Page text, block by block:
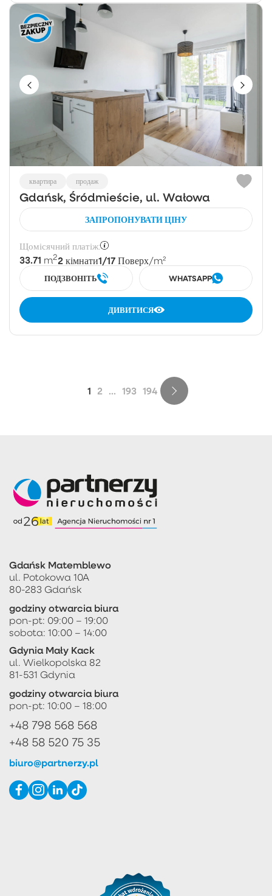
квартира продаж
Gdańsk, Śródmieście, ul. Wałowa
ЗАПРОПОНУВАТИ ЦІНУ
Щомісячний платіж:
33.71 m22 кімнати1/17 Поверх/m²
ПОДЗВОНІТЬ WHATSAPP
ДИВИТИСЯ
1 2 ... 193 194
Gdańsk Matemblewo
ul. Potokowa 10A
80-283 Gdańsk
godziny otwarcia biura
pon-pt: 09:00 – 19:00
sobota: 10:00 – 14:00
Gdynia Mały Kack
ul. Wielkopolska 82
81-531 Gdynia
godziny otwarcia biura
pon-pt: 10:00 – 18:00
+48 798 568 568
+48 58 520 75 35
biuro@partnerzy.pl